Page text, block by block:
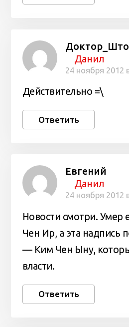
Данил
24 ноября 2012
Действительно =\
Ответить
Евгений
Данил
24 ноября 2012
Новости смотри. Умер
Чен Ир, а эта надпись
— Ким Чен Ыну,
власти.
Ответить